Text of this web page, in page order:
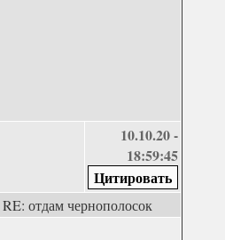
10.10.20 -
18:59:45
RE: отдам чернополосок